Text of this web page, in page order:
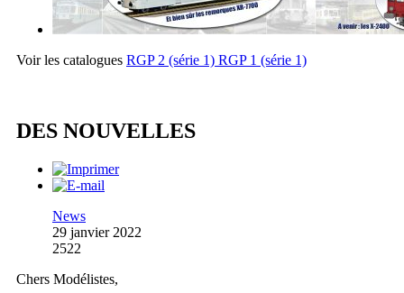
Voir les catalogues RGP 2 (série 1) RGP 1 (série 1)
DES NOUVELLES
News
29 janvier 2022
2522
Chers Modélistes,